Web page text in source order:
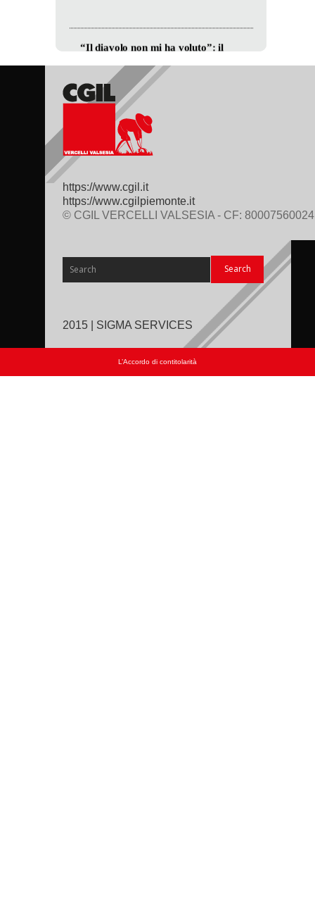
https://www.cgil.it
https://www.cgilpiemonte.it
© CGIL VERCELLI VALSESIA - CF: 80007560024
2015 | SIGMA SERVICES
L’Accordo di contitolarità